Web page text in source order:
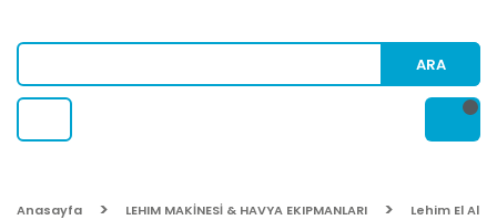
ARA
Anasayfa LEHIM MAKİNESİ & HAVYA EKIPMANLARI Lehim El